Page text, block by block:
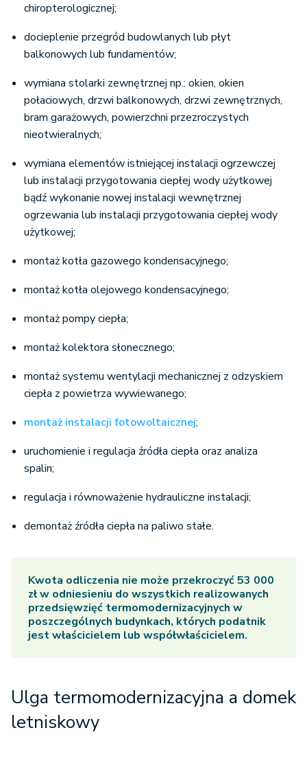
chiropterologicznej;
docieplenie przegród budowlanych lub płyt
balkonowych lub fundamentów;
wymiana stolarki zewnętrznej np.: okien, okien
połaciowych, drzwi balkonowych, drzwi zewnętrznych,
bram garażowych, powierzchni przezroczystych
nieotwieralnych;
wymiana elementów istniejącej instalacji ogrzewczej
lub instalacji przygotowania ciepłej wody użytkowej
bądź wykonanie nowej instalacji wewnętrznej
ogrzewania lub instalacji przygotowania ciepłej wody
użytkowej;
montaż kotła gazowego kondensacyjnego;
montaż kotła olejowego kondensacyjnego;
montaż pompy ciepła;
montaż kolektora słonecznego;
montaż systemu wentylacji mechanicznej z odzyskiem
ciepła z powietrza wywiewanego;
montaż instalacji fotowoltaicznej;
uruchomienie i regulacja źródła ciepła oraz analiza
spalin;
regulacja i równoważenie hydrauliczne instalacji;
demontaż źródła ciepła na paliwo stałe.
Kwota odliczenia nie może przekroczyć 53 000
zł w odniesieniu do wszystkich realizowanych
przedsięwzięć termomodernizacyjnych w
poszczególnych budynkach, których podatnik
jest właścicielem lub współwłaścicielem.
Ulga termomodernizacyjna a domek
letniskowy